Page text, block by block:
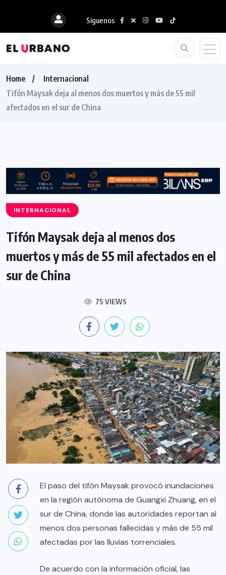
Síguenos
Home
Internacional
Tifón Maysak deja al menos dos muertos y más de 55 mil
afectados en el sur de China
INTERNACIONAL
Tifón Maysak deja al menos dos
muertos y más de 55 mil afectados en el
sur de China
75 VIEWS
El paso del tifón Maysak provocó inundaciones
en la región autónoma de Guangxi Zhuang, en el
sur de China, donde las autoridades reportan al
menos dos personas fallecidas y más de 55 mil
afectadas por las lluvias torrenciales.
De acuerdo con la información oficial, las